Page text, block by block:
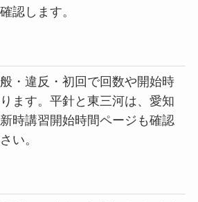
認します。
・違反・初回で回数や開始時
ます。平針と東三河は、愛知
時講習開始時間ページも確認
い。